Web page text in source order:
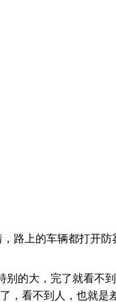
上的车辆都打开
的大，完了就看不
，看不到人，也就是